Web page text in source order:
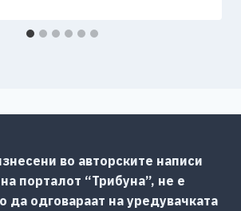
во авторските написи
порталот “Трибуна”, не е
да одговараат на уредувачката